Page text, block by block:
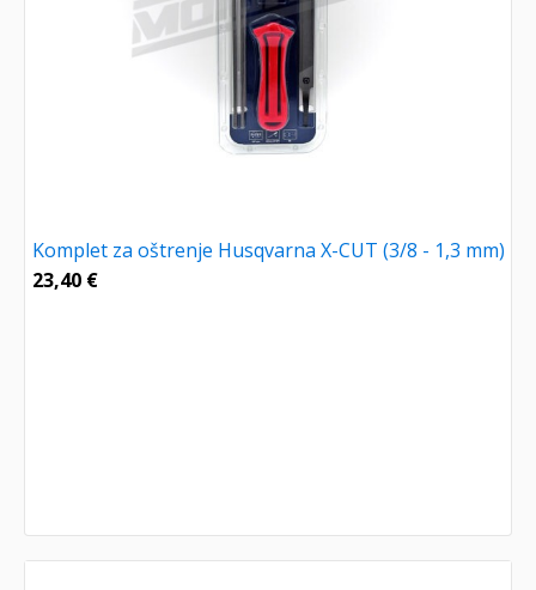
Komplet za oštrenje Husqvarna X-CUT (3/8 - 1,3 mm)
23,40 €